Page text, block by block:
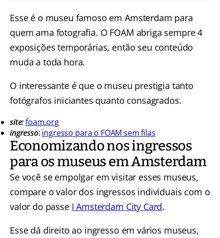
Esse é o museu famoso em Amsterdam para
quem ama fotografia. O FOAM abriga sempre 4
exposições temporárias, então seu conteúdo
muda a toda hora.
O interessante é que o museu prestigia tanto
fotógrafos iniciantes quanto consagrados.
site:foam.org
ingresso: ingresso para o FOAM sem filas
Economizando nos ingressos
para os museus em Amsterdam
Se você se empolgar em visitar esses museus,
compare o valor dos ingressos individuais com o
valor do passe I Amsterdam City Card.
Esse dá direito ao ingresso em vários museus,